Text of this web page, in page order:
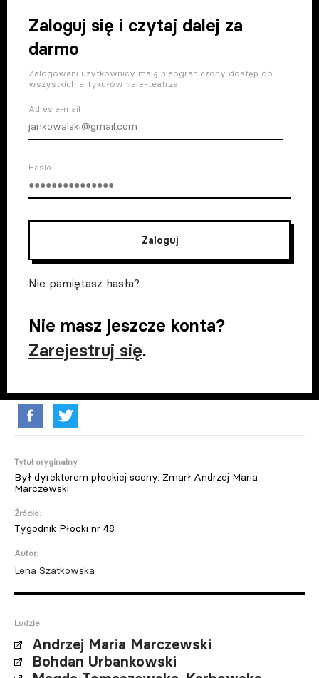
Zaloguj się i czytaj dalej za
darmo
Zalogowani użytkownicy mają nieograniczony dostęp do
wszystkich artykułów na e-teatrze.
Adres e-mail
Haslo
Zaloguj
Nie pamiętasz hasła?
Nie masz jeszcze konta?
Zarejestruj się.
Tytuł oryginalny
Był dyrektorem płockiej sceny. Zmarł Andrzej Maria
Marczewski
Źródło:
Tygodnik Płocki nr 48
Autor:
Lena Szatkowska
Ludzie
Andrzej Maria Marczewski
Bohdan Urbankowski